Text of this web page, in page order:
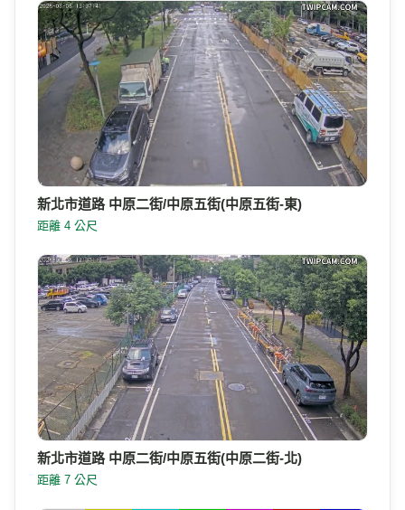
新北市道路 中原二街/中原五街(中原五街-東)
距離 4 公尺
新北市道路 中原二街/中原五街(中原二街-北)
距離 7 公尺